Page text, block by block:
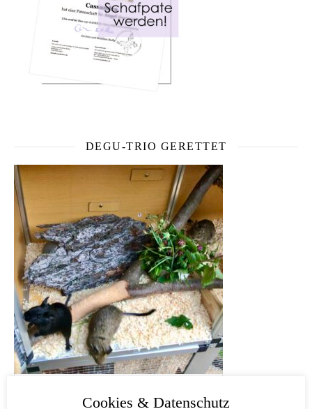
DEGU-TRIO GERETTET
Cookies & Datenschutz